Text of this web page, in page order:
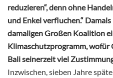
reduzieren“, denn ohne
und Enkel verfluchen.“
damaligen Großen Koalition
Klimaschutzprogramm, wofür
Bali seinerzeit viel
Inzwischen, sieben Jahre